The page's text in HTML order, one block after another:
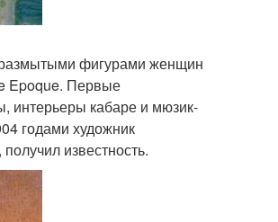
фигурами женщин
Epoque. Первые
интерьеры кабаре и мюзик-
годами художник
известность.